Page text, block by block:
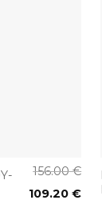
156.00€
109.20€